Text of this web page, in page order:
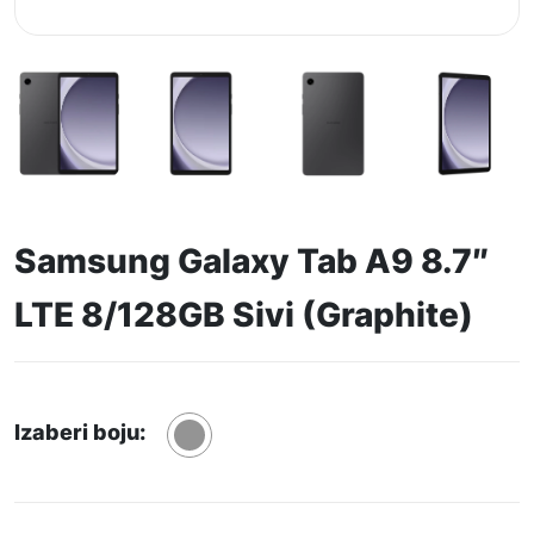
Samsung Galaxy Tab A9 8.7″
LTE 8/128GB Sivi (Graphite)
Izaberi boju: